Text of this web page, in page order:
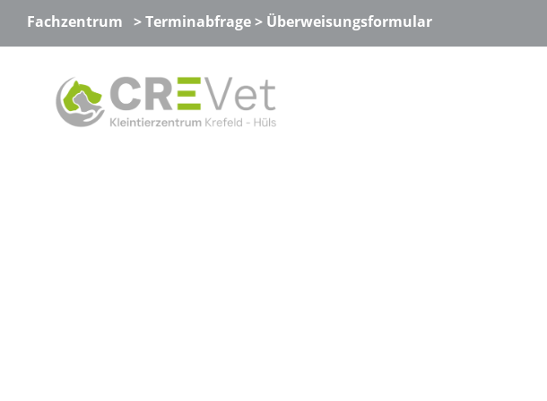
ZumFachzentrum >Terminabfrage> Überweisungsformular